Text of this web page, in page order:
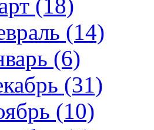
(18)
(14)
(6)
(31)
(10)